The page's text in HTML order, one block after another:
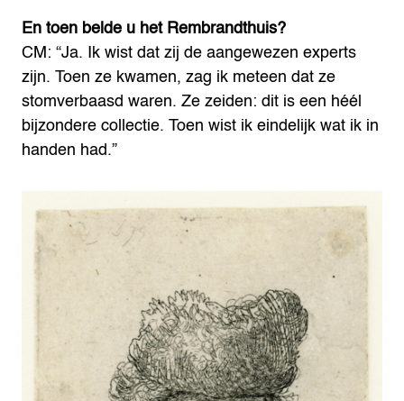
En toen belde u het Rembrandthuis?
CM: “Ja. Ik wist dat zij de aangewezen experts
zijn. Toen ze kwamen, zag ik meteen dat ze
stomverbaasd waren. Ze zeiden: dit is een héél
bijzondere collectie. Toen wist ik eindelijk wat ik in
handen had.”